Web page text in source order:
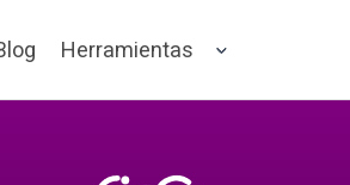
Herramientas